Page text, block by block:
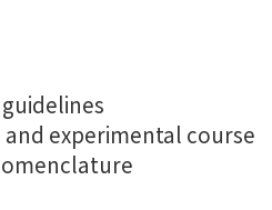
guidelines
experimental course